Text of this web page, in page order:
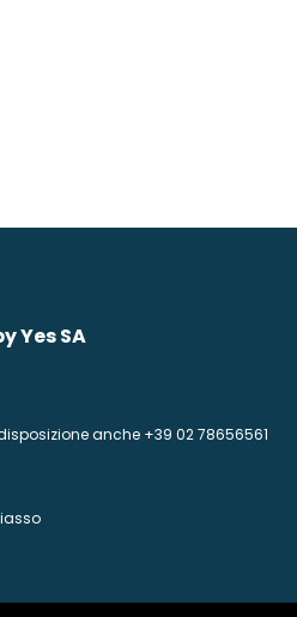
Yes SA
anche +39 02 78656561